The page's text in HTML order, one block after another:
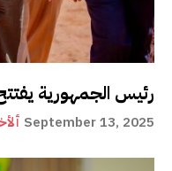
رئيس الجمهورية
September 13, 2025